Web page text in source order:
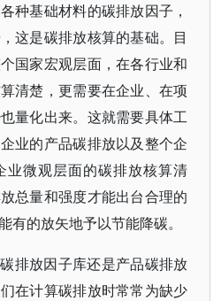
种基础材料的碳排放因子，
这是碳排放核算的基础。目
国家宏观层面，在各行业和
清楚，更需要在企业、在项
量化出来。这就需要具体工
业的产品碳排放以及整个企
业微观层面的碳排放核算清
总量和强度才能出台合理的
有的放矢地予以节能降碳。
排放因子库还是产品碳排放
在计算碳排放时常常为缺少